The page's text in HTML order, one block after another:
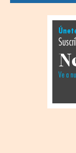
Ve a